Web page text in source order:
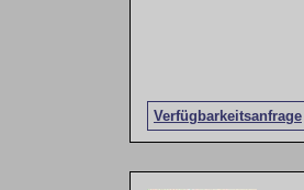
Verfügbarkeitsanfrage